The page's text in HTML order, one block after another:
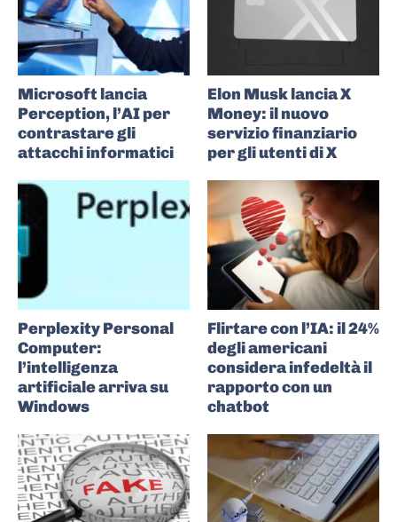
Microsoft lancia
Perception, l’AI per
contrastare gli
attacchi informatici
Elon Musk lancia X
Money: il nuovo
servizio finanziario
per gli utenti di X
Perplexity Personal
Computer:
l’intelligenza
artificiale arriva su
Windows
Flirtare con l’IA: il 24%
degli americani
considera infedeltà il
rapporto con un
chatbot